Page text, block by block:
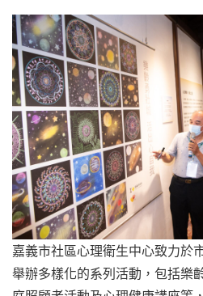
嘉義市社區心理衛生中心致力於
舉辦多樣化的系列活動，包括樂